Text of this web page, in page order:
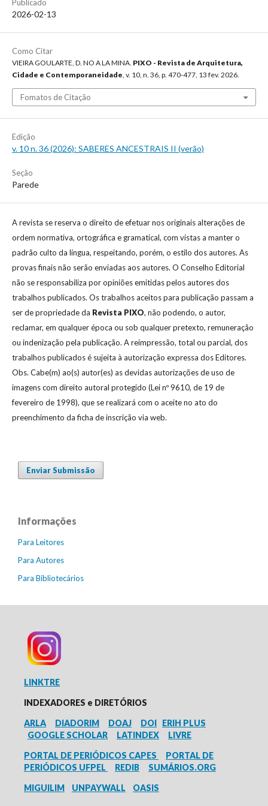
Publicado
2026-02-13
Como Citar
VIEIRA GOULARTE, D. NO A LA MINA. PIXO - Revista de Arquitetura,
Cidade e Contemporaneidade , v. 10, n. 36, p. 470-477, 13 fev. 2026.
Fomatos de Citação
Edição
v. 10 n. 36 (2026): SABERES ANCESTRAIS II (verão)
Seção
Parede
A revista se reserva o direito de efetuar nos originais alterações de
ordem normativa, ortográfica e gramatical, com vistas a manter o
padrão culto da língua, respeitando, porém, o estilo dos autores. As
provas finais não serão enviadas aos autores. O Conselho Editorial
não se responsabiliza por opiniões emitidas pelos autores dos
trabalhos publicados. Os trabalhos aceitos para publicação passam a
ser de propriedade da Revista PIXO, não podendo, o autor,
reclamar, em qualquer época ou sob qualquer pretexto, remuneração
ou indenização pela publicação. A reimpressão, total ou parcial, dos
trabalhos publicados é sujeita à autorização expressa dos Editores.
Obs. Cabe(m) ao(s) autor(es) as devidas autorizações de uso de
imagens com direito autoral protegido (Lei nº 9610, de 19 de
fevereiro de 1998), que se realizará com o aceite no ato do
preenchimento da ficha de inscrição via web.
Enviar Submissão
Informações
Para Leitores
Para Autores
Para Bibliotecários
LINKTRE
INDEXADORES e DIRETÓRIOS
ARLA
DIADORIM DOAJ DOI ERIH PLUS
GOOGLE SCHOLAR
LATINDEX
LIVRE
PORTAL DE PERIÓDICOS CAPES
PORTAL DE
PERIÓDICOS UFPEL
REDIB
SUMÁRIOS.ORG
MIGUILIM
UNPAYWALL OASIS